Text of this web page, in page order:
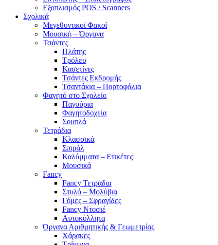
Εξοπλισμός POS / Scanners
Σχολικά
Μεγεθυντικοί Φακοί
Μουσική – Όργανα
Τσάντες
Πλάτης
Τρόλευ
Κασετίνες
Τσάντες Εκδρομής
Τσαντάκια – Πορτοφόλια
Φαγητό στο Σχολείο
Παγούρια
Φαγητοδοχεία
Σουπλά
Τετράδια
Κλασσικά
Σπιράλ
Καλύμματα – Ετικέτες
Μουσικά
Fancy
Fancy Τετράδια
Στυλό – Μολύβια
Γόμες – Σφραγίδες
Fancy Ντοσιέ
Αυτοκόλλητα
Όργανα Αριθμητικής & Γεωμετρίας
Χάρακες